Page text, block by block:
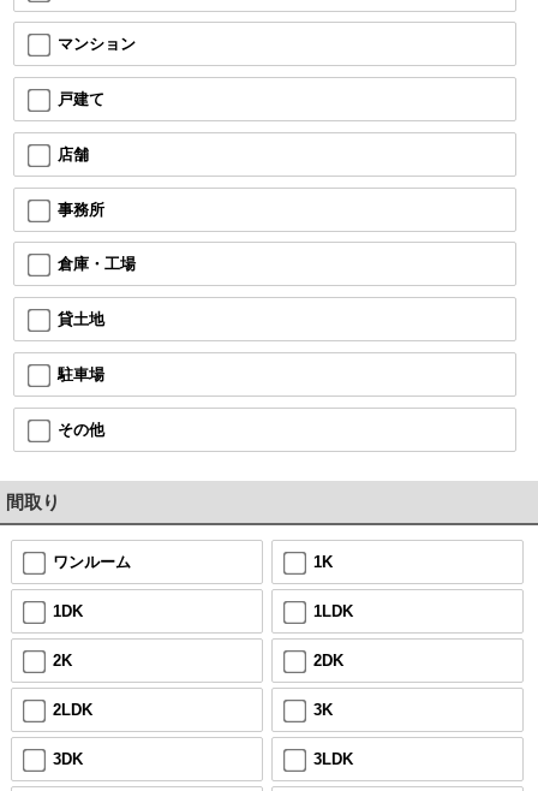
マンション
戸建て
店舗
事務所
倉庫・工場
貸土地
駐車場
その他
間取り
ワンルーム 1K
1DK 1LDK
2K 2DK
2LDK 3K
3DK 3LDK